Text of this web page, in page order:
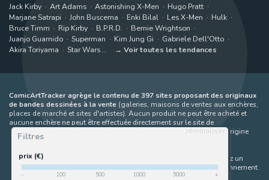
Filtres
réinitialiser
prix (€)
- 100 500 1000 5000 +
Jack Kirby
Art Adams Astonishing X-Men
Hugo Pratt
Marjane Satrapi
John Buscema Enki Bilal Les X-Men
Hulk
Bruce Timm
Rip Kirby B.P.R.D.
Bernie Wrightson
Juanjo Guarnido
Superman Kim Jung Gi
Gabriele Dell'Otto
Akira Toriyama
Star Wars Voir toutes les tendances
ComicArtTracker agrège le contenu de 397 sites proposant des originaux
de bandes dessinées à la vente (galeries, maisons de ventes aux enchères,
places de marché et sites d'artistes). Aucun produit ne peut être acheté et
aucune enchère ne peut être effectuée directement sur le site de
ComicArtTracker. En cas de différence entre les contenus, le site d'origine
prévaut toujours. Certains liens sur ComicArtTracker sont des liens
commission (sans coût supplémentaire pour vous) si vous effectuez un
achat via ces liens — ce qui nous aide à maintenir le site en fonctionnement.